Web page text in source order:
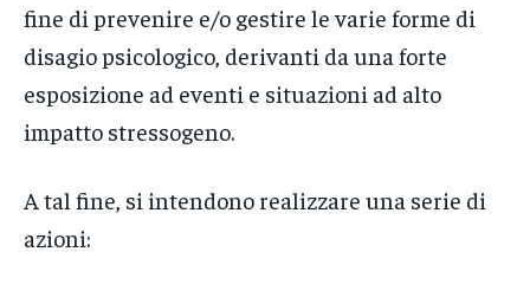
fine di prevenire e/o gestire le varie forme di
disagio psicologico, derivanti da una forte
esposizione ad eventi e situazioni ad alto
impatto stressogeno.
A tal fine, si intendono realizzare una serie di
azioni: